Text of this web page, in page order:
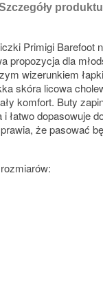
produktu
Primigi Barefoot
propozycja dla
wizerunkiem
skóra licowa
komfort. Buty
łatwo dopasowuje
że pasować